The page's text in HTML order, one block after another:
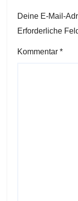
Deine E-Mail-
Erforderliche
Kommentar *